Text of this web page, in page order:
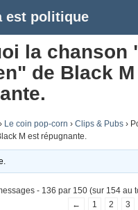
est politique
la chanson
de Black
› Le coin pop-corn › Clips & Pubs ›
M est répugnante.
- 136 par 150 (sur 154 au
←
1 2 3